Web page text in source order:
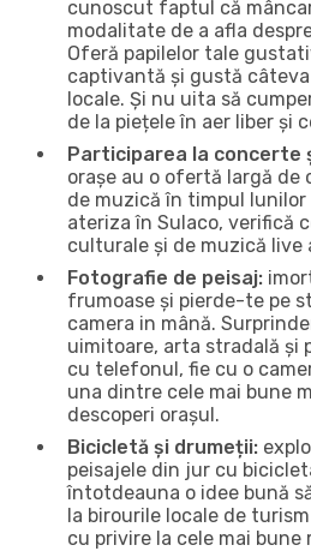
cunoscut faptul că
modalitate de a afla
Oferă papilelor tale
captivantă și gustă
locale. Și nu uita să
de la piețele în aer liber și
Participarea la concerte
orașe au o ofertă largă
de muzică în timpul
ateriza în Sulaco, verifică
culturale și de muzică live
Fotografie de peisaj:
frumoase și pierde-te pe
camera in mână.
uimitoare, arta stradală și
cu telefonul, fie cu o
una dintre cele mai bune
descoperi orașul.
Bicicletă și drumeții:
peisajele din jur cu
întotdeauna o idee bună
la birourile locale de
cu privire la cele mai bune